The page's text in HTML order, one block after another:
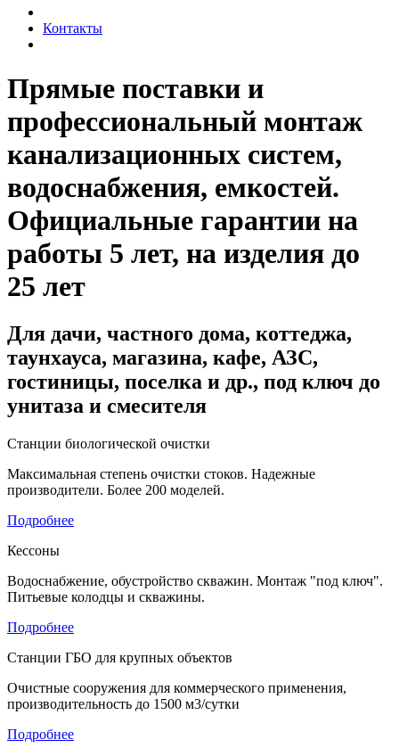
Контакты
Прямые поставки и
профессиональный монтаж
канализационных систем,
водоснабжения, емкостей.
Официальные гарантии на
работы 5 лет, на изделия до
25 лет
Для дачи, частного дома, коттеджа,
таунхауса, магазина, кафе, АЗС,
гостиницы, поселка и др., под ключ до
унитаза и смесителя
Станции биологической очистки
Максимальная степень очистки стоков. Надежные
производители. Более 200 моделей.
Подробнее
Кессоны
Водоснабжение, обустройство скважин. Монтаж "под ключ".
Питьевые колодцы и скважины.
Подробнее
Станции ГБО для крупных объектов
Очистные сооружения для коммерческого применения,
производительность до 1500 м3/сутки
Подробнее